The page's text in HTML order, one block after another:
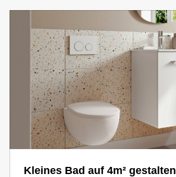
Kleines Bad auf 4m² gestalten